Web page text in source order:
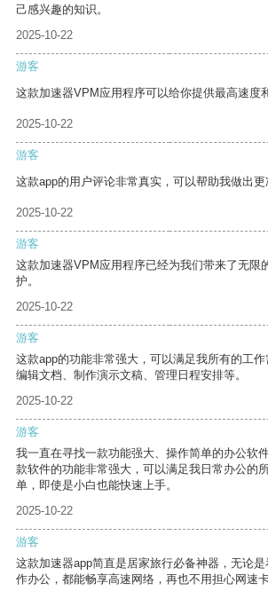
己感兴趣的知识。
2025-10-22
游客
这款加速器VPM应用程序可以给你提供最高速度
2025-10-22
游客
这款app的用户评论非常真实，可以帮助我做出更
2025-10-22
游客
这款加速器VPM应用程序已经为我们带来了无限
护。
2025-10-22
游客
这款app的功能非常强大，可以满足我所有的工
编辑文档、制作演示文稿、管理日程安排等。
2025-10-22
游客
我一直在寻找一款功能强大、操作简单的办公软
款软件的功能非常强大，可以满足我日常办公的
单，即使是小白也能快速上手。
2025-10-22
游客
这款加速器app简直是居家旅行必备神器，无论
作办公，都能畅享高速网络，再也不用担心网速卡